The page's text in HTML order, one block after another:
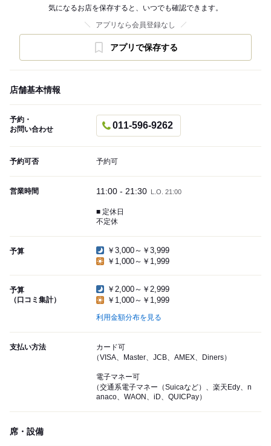
気になるお店を保存すると、いつでも確認できます。
アプリなら会員登録なし
アプリで保存する
店舗基本情報
予約・
お問い合わせ
011-596-9262
予約可否 予約可
営業時間 11:00 - 21:30 L.O. 21:00
■ 定休日
不定休
予算
￥3,000～￥3,999
￥1,000～￥1,999
予算
（口コミ集計）
￥2,000～￥2,999
￥1,000～￥1,999
利用金額分布を見る
支払い方法
カード可
（VISA、Master、JCB、AMEX、Diners）
電子マネー可
（交通系電子マネー（Suicaなど）、楽天Edy、n
anaco、WAON、iD、QUICPay）
席・設備